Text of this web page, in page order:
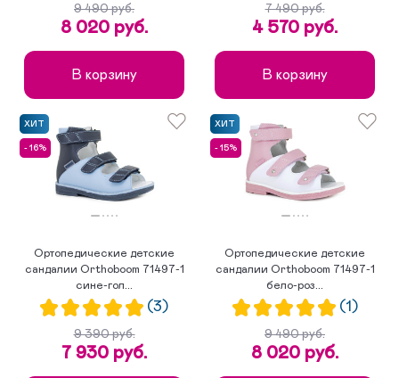
9 490 руб.
8 020 руб.
В корзину
7 490 руб.
4 570 руб.
В корзину
ХИТ
- 16%
Ортопедические детские
сандалии Orthoboom 71497-1
сине-гол...
(3)
9 390 руб.
7 930 руб.
ХИТ
- 15%
Ортопедические детские
сандалии Orthoboom 71497-1
бело-роз...
(1)
9 490 руб.
8 020 руб.